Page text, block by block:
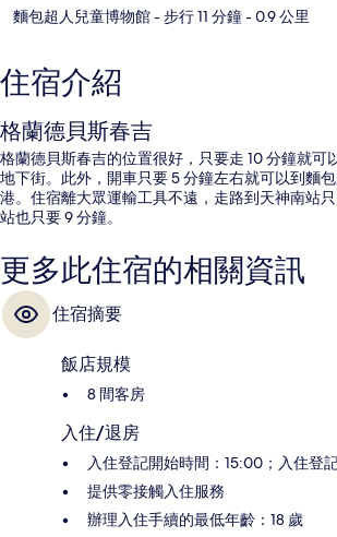
麵包超人兒童博物館- 步行 11 分鐘- 0.9 公里
住宿介紹
格蘭德貝斯春吉
格蘭德貝斯春吉的位置很好，只要走 10 分鐘就可
地下街。此外，開車只要 5 分鐘左右就可以到麵
港。住宿離大眾運輸工具不遠，走路到天神南站
站也只要 9 分鐘。
更多此住宿的相關資訊
住宿摘要
飯店規模
8 間客房
入住/退房
入住登記開始時間：15:00；入住登
提供零接觸入住服務
辦理入住手續的最低年齡：18 歲